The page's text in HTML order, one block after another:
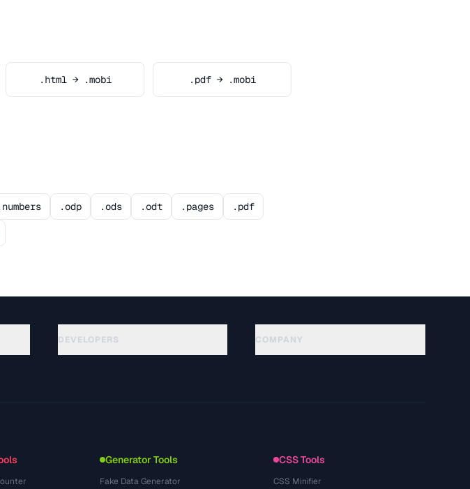
.html → .mobi .pdf → .mobi
.odp .ods .odt .pages .pdf
DEVELOPERS COMPANY
Generator Tools
Fake Data Generator
CSS Tools
CSS Minifier